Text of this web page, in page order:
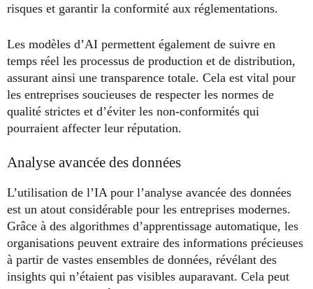
risques et garantir la conformité aux réglementations.
Les modèles d’AI permettent également de suivre en
temps réel les processus de production et de distribution,
assurant ainsi une transparence totale. Cela est vital pour
les entreprises soucieuses de respecter les normes de
qualité strictes et d’éviter les non-conformités qui
pourraient affecter leur réputation.
Analyse avancée des données
L’utilisation de l’IA pour l’analyse avancée des données
est un atout considérable pour les entreprises modernes.
Grâce à des algorithmes d’apprentissage automatique, les
organisations peuvent extraire des informations précieuses
à partir de vastes ensembles de données, révélant des
insights qui n’étaient pas visibles auparavant. Cela peut